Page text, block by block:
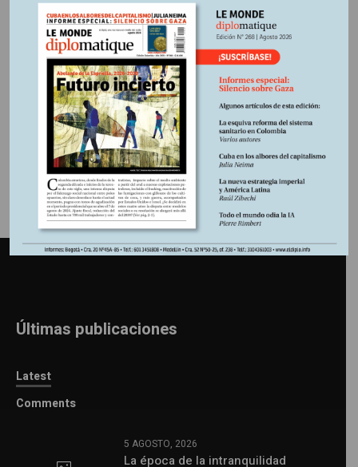
Un proyecto que se forjó con esfuerzo detrás de la Cortina
de Hierro.
Información adicional
Últimas publicaciones
Latest
Comments
5 AGOSTO, 2026
La época de la intranquilidad